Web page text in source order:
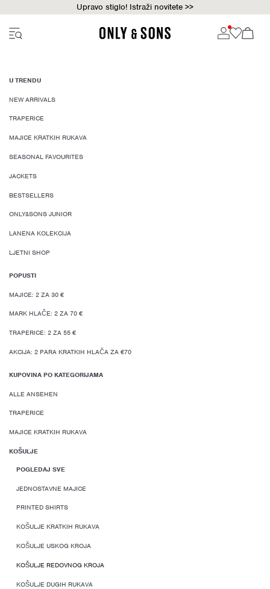
Upravo stiglo! Istraži novitete >>
U TRENDU
NEW ARRIVALS
TRAPERICE
MAJICE KRATKIH RUKAVA
SEASONAL FAVOURITES
JACKETS
BESTSELLERS
ONLY&SONS JUNIOR
LANENA KOLEKCIJA
LJETNI SHOP
POPUSTI
MAJICE: 2 ZA 30 €
MARK HLAČE: 2 ZA 70 €
TRAPERICE: 2 ZA 55 €
AKCIJA: 2 PARA KRATKIH HLAČA ZA €70
KUPOVINA PO KATEGORIJAMA
ALLE ANSEHEN
TRAPERICE
MAJICE KRATKIH RUKAVA
KOŠULJE
POGLEDAJ SVE
JEDNOSTAVNE MAJICE
PRINTED SHIRTS
KOŠULJE KRATKIH RUKAVA
KOŠULJE USKOG KROJA
KOŠULJE REDOVNOG KROJA
KOŠULJE DUGIH RUKAVA